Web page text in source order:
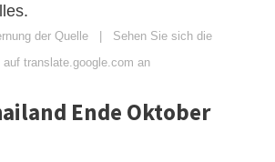
der Quelle | Sehen Sie sich die
translate.google.com an
Ende Oktober